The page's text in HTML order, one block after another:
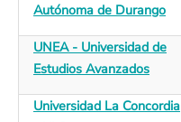
Autónoma de Durango
UNEA - Universidad de
Estudios Avanzados
Universidad La Concordia